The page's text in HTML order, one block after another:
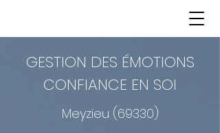
GESTION DES ÉMOTIONS
CONFIANCE EN SOI
Meyzieu (69330)